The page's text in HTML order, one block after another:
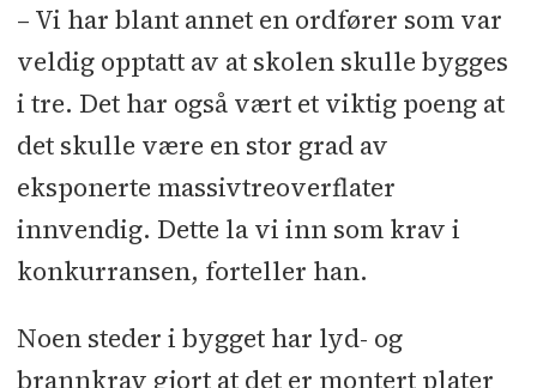
Landskapsarkitekt:Dronninga
Landskap
Rådgivere:RIB, RIV (for byggherre),
RIE (for byggherre): WSPlRIByFy
og BREEAM AP: Norconsultl RIBr:
Roar JørgensenlRIG: Rambøll
Bright
lRIV: ÅF Engineering
BREEAM revisor: ÅF Advansia
– Vi har blant annet en ordfører som var
veldig opptatt av at skolen skulle bygges
i tre. Det har også vært et viktig poeng at
det skulle være en stor grad av
eksponerte massivtreoverflater
innvendig. Dette la vi inn som krav i
konkurransen, forteller han.
Noen steder i bygget har lyd- og
brannkrav gjort at det er montert plater